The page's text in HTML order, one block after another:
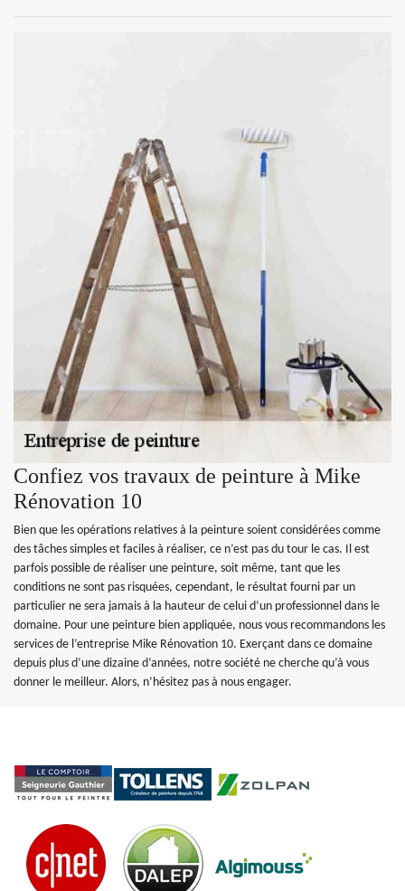
Confiez vos travaux de peinture à Mike
Rénovation 10
Bien que les opérations relatives à la peinture soient considérées comme
des tâches simples et faciles à réaliser, ce n’est pas du tour le cas. Il est
parfois possible de réaliser une peinture, soit même, tant que les
conditions ne sont pas risquées, cependant, le résultat fourni par un
particulier ne sera jamais à la hauteur de celui d’un professionnel dans le
domaine. Pour une peinture bien appliquée, nous vous recommandons les
services de l’entreprise Mike Rénovation 10. Exerçant dans ce domaine
depuis plus d’une dizaine d’années, notre société ne cherche qu’à vous
donner le meilleur. Alors, n’hésitez pas à nous engager.